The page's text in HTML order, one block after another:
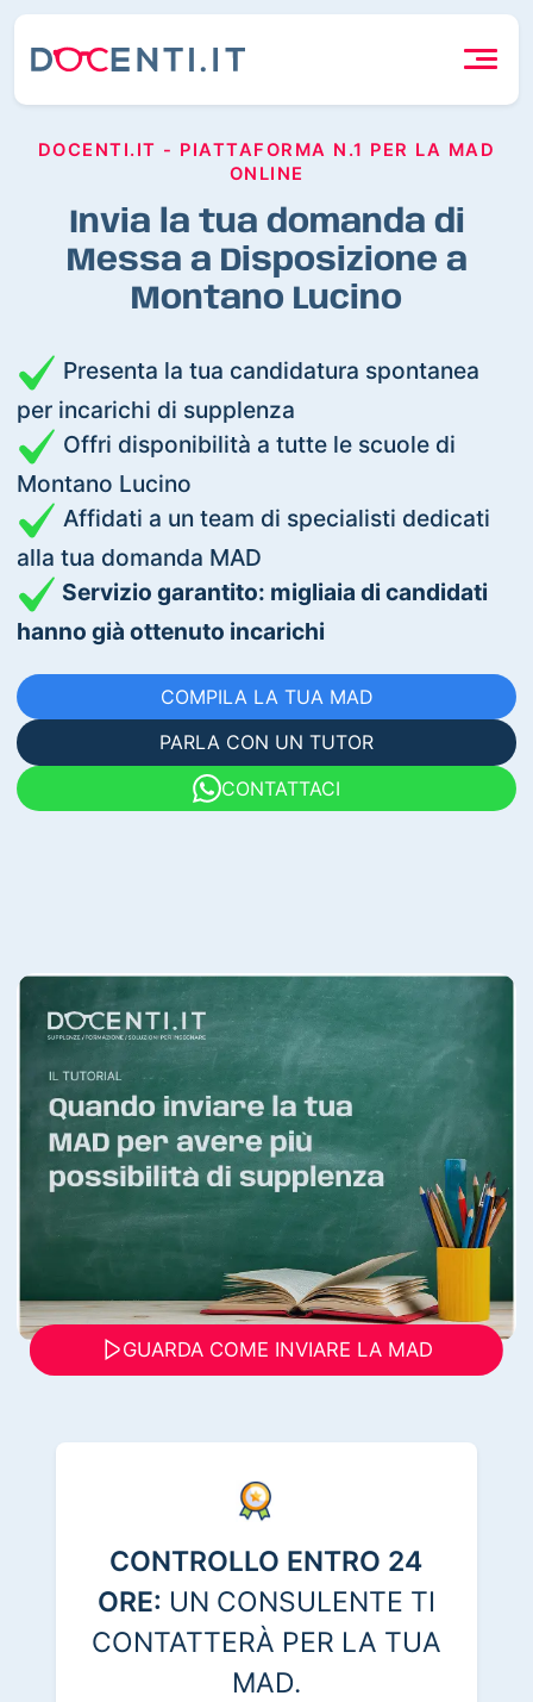
DOCENTI.IT - PIATTAFORMA N.1 PER LA MAD
ONLINE
Invia la tua domanda di
Messa a Disposizione a
Montano Lucino
Presenta la tua candidatura spontanea
per incarichi di supplenza
Offri disponibilità a tutte le scuole di
Montano Lucino
Affidati a un team di specialisti dedicati
alla tua domanda MAD
Servizio garantito: migliaia di candidati
hanno già ottenuto incarichi
COMPILA LA TUA MAD
PARLA CON UN TUTOR
CONTATTACI
GUARDA COME INVIARE LA MAD
CONTROLLO ENTRO 24
ORE: UN CONSULENTE TI
CONTATTERÀ PER LA TUA
MAD.